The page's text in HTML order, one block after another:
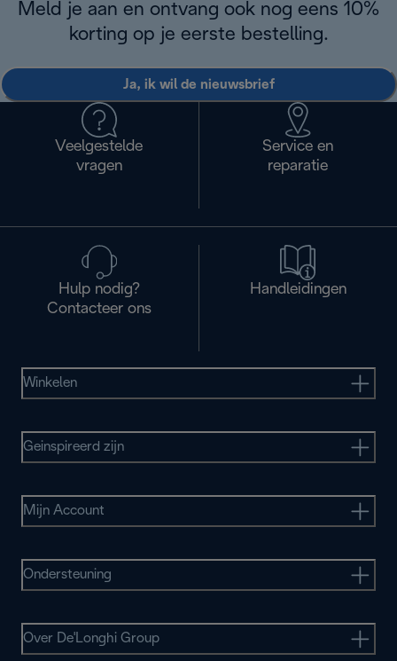
Meld je aan en ontvang ook nog eens 10%
korting op je eerste bestelling.
Ja, ik wil de nieuwsbrief
Veelgestelde
vragen
Service en
reparatie
Hulp nodig?
Contacteer ons
Handleidingen
Winkelen
Geinspireerd zijn
Mijn Account
Ondersteuning
Over De'Longhi Group